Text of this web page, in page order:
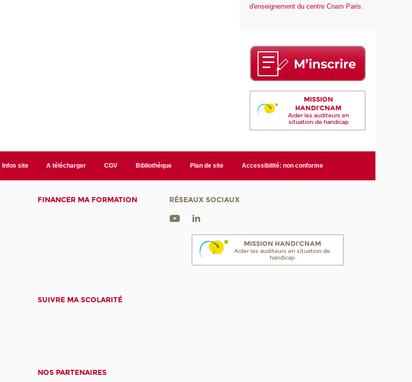
d'enseignement du centre Cnam Paris.
MISSION
HANDI'CNAM
Aider les auditeurs en
situation de handicap
Infos site A télécharger CGV Bibliothèque Plan de site Accessibilité: non conforme
FINANCER MA FORMATION
SUIVRE MA SCOLARITÉ
NOS PARTENAIRES
RÉSEAUX SOCIAUX
MISSION HANDI'CNAM
Aider les auditeurs en situation de
handicap